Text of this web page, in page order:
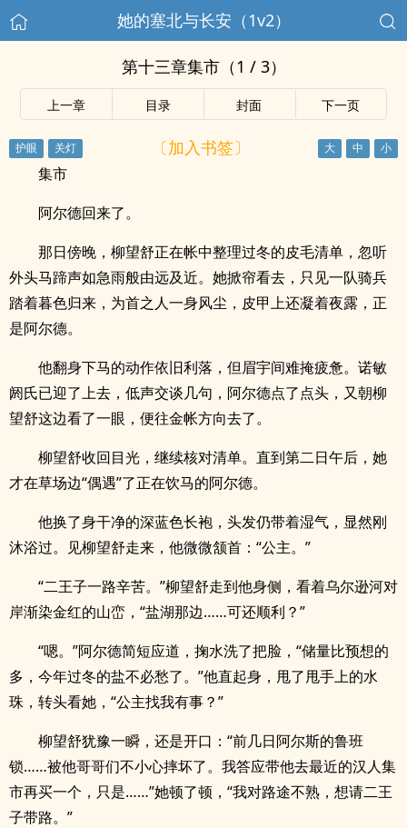
她的塞北与长安（1v2）
第十三章集市（1 / 3）
上一章 目录 封面 下一页
〔加入书签〕
集市
阿尔德回来了。
那日傍晚，柳望舒正在帐中整理过冬的皮毛清单，忽听
外头马蹄声如急雨般由远及近。她掀帘看去，只见一队骑兵
踏着暮色归来，为首之人一身风尘，皮甲上还凝着夜露，正
是阿尔德。
他翻身下马的动作依旧利落，但眉宇间难掩疲惫。诺敏
阏氏已迎了上去，低声交谈几句，阿尔德点了点头，又朝柳
望舒这边看了一眼，便往金帐方向去了。
柳望舒收回目光，继续核对清单。直到第二日午后，她
才在草场边“偶遇”了正在饮马的阿尔德。
他换了身干净的深蓝色长袍，头发仍带着湿气，显然刚
沐浴过。见柳望舒走来，他微微颔首：“公主。”
“二王子一路辛苦。”柳望舒走到他身侧，看着乌尔逊河对
岸渐染金红的山峦，“盐湖那边……可还顺利？”
“嗯。”阿尔德简短应道，掬水洗了把脸，“储量比预想的
多，今年过冬的盐不必愁了。”他直起身，甩了甩手上的水
珠，转头看她，“公主找我有事？”
柳望舒犹豫一瞬，还是开口：“前几日阿尔斯的鲁班
锁……被他哥哥们不小心摔坏了。我答应带他去最近的汉人集
市再买一个，只是……”她顿了顿，“我对路途不熟，想请二王
子带路。”